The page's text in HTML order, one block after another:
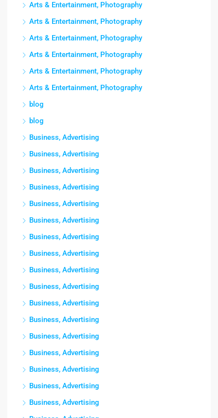
Arts & Entertainment, Photography
Arts & Entertainment, Photography
Arts & Entertainment, Photography
Arts & Entertainment, Photography
Arts & Entertainment, Photography
Arts & Entertainment, Photography
blog
blog
Business, Advertising
Business, Advertising
Business, Advertising
Business, Advertising
Business, Advertising
Business, Advertising
Business, Advertising
Business, Advertising
Business, Advertising
Business, Advertising
Business, Advertising
Business, Advertising
Business, Advertising
Business, Advertising
Business, Advertising
Business, Advertising
Business, Advertising